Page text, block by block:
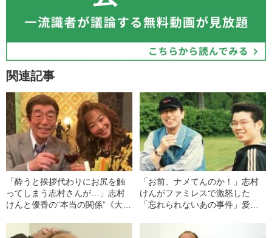
関連記事
「酔うと挨拶代わりにお尻を触
ってしまう志村さんが…」志村
けんと優香の“本当の関係”《大粒
「お前、ナメてんのか！」志村
けんがファミレスで激怒した
「忘れられないあの事件」愛弟